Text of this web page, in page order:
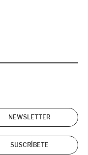
NEWSLETTER
SUSCRÍBETE